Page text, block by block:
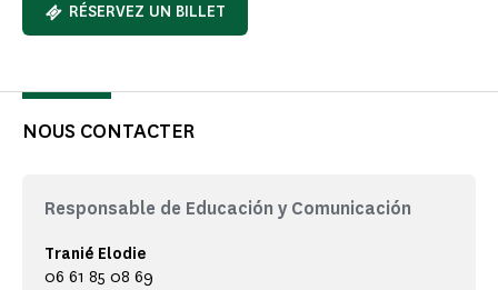
RÉSERVEZ UN BILLET
NOUS CONTACTER
Responsable de Educación y Comunicación
Tranié Elodie
06 61 85 08 69